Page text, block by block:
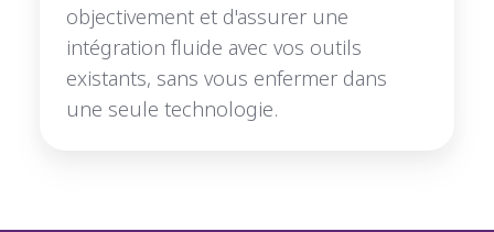
objectivement et d'assurer une
intégration fluide avec vos outils
existants, sans vous enfermer dans
une seule technologie.